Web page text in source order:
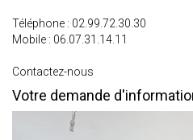
Téléphone : 02.99.72.30.30
Mobile : 06.07.31.14.11
Contactez-nous
Votre demande